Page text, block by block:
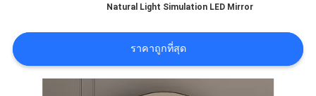
กับ
Natural Light Simulation LED Mirror
ราคาถูกที่สุด